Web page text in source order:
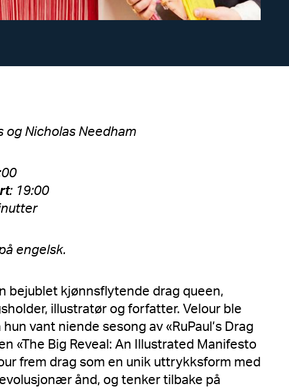
og Nicholas Needham
: 19:00
engelsk.
bejublet kjønnsflytende drag queen,
illustratør og forfatter. Velour ble
vant niende sesong av «RuPaul’s Drag
«The Big Reveal: An Illustrated Manifesto
frem drag som en unik uttrykksform med
ånd, og tenker tilbake på